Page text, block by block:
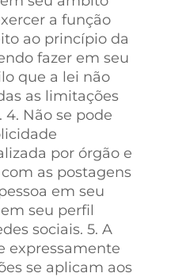
a função
ao princípio da
fazer em seu
que a lei não
as limitações
4. Não se pode
por órgão e
as postagens
em seu
seu perfil
sociais. 5. A
expressamente
se aplicam aos